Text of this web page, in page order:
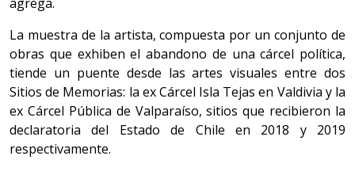
La muestra de la artista, compuesta por un conjunto de
obras que exhiben el abandono de una cárcel política,
tiende un puente desde las artes visuales entre dos
Sitios de Memorias: la ex Cárcel Isla Tejas en Valdivia y la
ex Cárcel Pública de Valparaíso, sitios que recibieron la
declaratoria del Estado de Chile en 2018 y 2019
respectivamente.